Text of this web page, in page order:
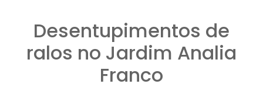
Desentupimentos de
ralos no Jardim Analia
Franco